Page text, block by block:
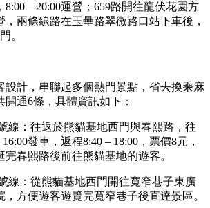
– 20:00運營；659路開往龍伏花園方
，兩條線路在玉壘路翠微路口站下車後，
。
設計，串聯起多個熱門景點，省去換乘麻
開通6條，具體資訊如下：
線：往返於熊貓基地西門與春熙路，往
發車，返程8:40 – 18:00，票價8元，
春熙路後前往熊貓基地的遊客。
線：從熊貓基地西門開往寬窄巷子東廣
方便遊客遊覽完寬窄巷子後直達景區。